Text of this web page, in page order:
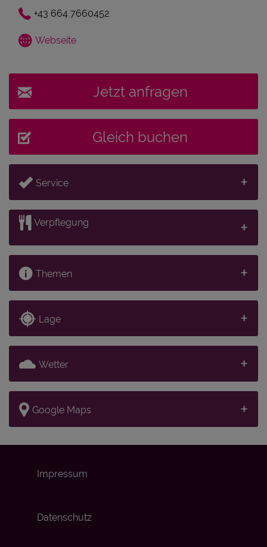
+43 664 7660452
Webseite
Jetzt anfragen
Gleich buchen
Service
Verpflegung
Themen
Lage
Wetter
Google Maps
Impressum
Datenschutz